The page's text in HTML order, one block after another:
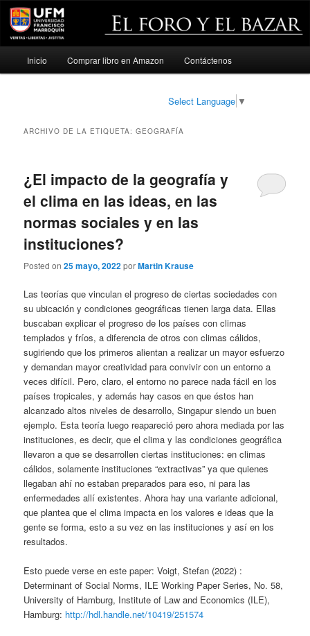
Ir
Ir
Inicio Comprar libro en Amazon Contáctenos
Select Language ▼
ARCHIVO DE LA ETIQUETA:GEOGRAFÍA
¿El impacto de la geografía y
el clima en las ideas, en las
normas sociales y en las
instituciones?
Posted on25 mayo, 2022porMartin Krause
Las teorías que vinculan el progreso de ciertas sociedades con
su ubicación y condiciones geográficas tienen larga data. Ellas
buscaban explicar el progreso de los países con climas
templados y fríos, a diferencia de otros con climas cálidos,
sugiriendo que los primeros alientan a realizar un mayor esfuerzo
y demandan mayor creatividad para convivir con un entorno a
veces difícil. Pero, claro, el entorno no parece nada fácil en los
países tropicales, y además hay casos en que éstos han
alcanzado altos niveles de desarrollo, Singapur siendo un buen
ejemplo. Esta teoría luego reapareció pero ahora mediada por las
instituciones, es decir, que el clima y las condiciones geográfica
llevaron a que se desarrollen ciertas instituciones: en climas
cálidos, solamente instituciones “extractivas” ya que quienes
llegaban ahí no estaban preparados para eso, ni para las
enfermedades allí existentes. Ahora hay una variante adicional,
que plantea que el clima impacta en los valores e ideas que la
gente se forma, esto a su vez en las instituciones y así en los
resultados.
Esto puede verse en este paper: Voigt, Stefan (2022) :
Determinant of Social Norms, ILE Working Paper Series, No. 58,
University of Hamburg, Institute of Law and Economics (ILE),
Hamburg: http://hdl.handle.net/10419/251574